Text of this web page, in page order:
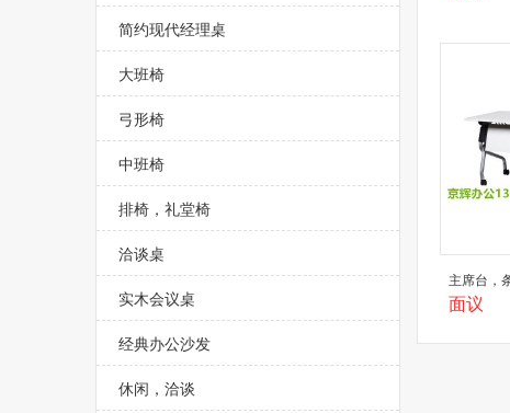
简约现代经理桌
大班椅
弓形椅
中班椅
排椅，礼堂椅
洽谈桌
实木会议桌
经典办公沙发
休闲，洽谈
主席台，
面议